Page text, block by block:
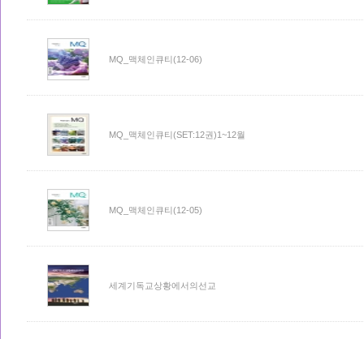
MQ_맥체인큐티(12-06)
MQ_맥체인큐티(SET:12권)1~12월
MQ_맥체인큐티(12-05)
세계기독교상황에서의선교